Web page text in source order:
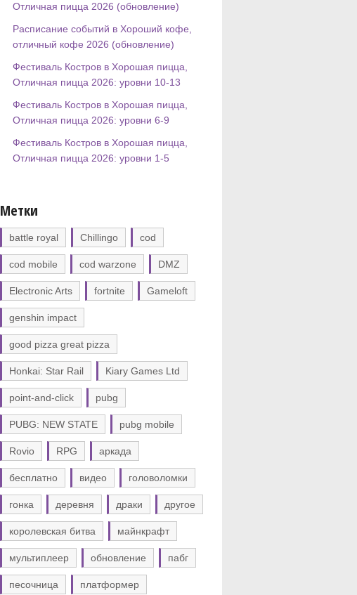
Отличная пицца 2026 (обновление)
Расписание событий в Хороший кофе,
отличный кофе 2026 (обновление)
Фестиваль Костров в Хорошая пицца,
Отличная пицца 2026: уровни 10-13
Фестиваль Костров в Хорошая пицца,
Отличная пицца 2026: уровни 6-9
Фестиваль Костров в Хорошая пицца,
Отличная пицца 2026: уровни 1-5
Метки
battle royal Chillingo cod
cod mobile cod warzone DMZ
Electronic Arts fortnite Gameloft
genshin impact
good pizza great pizza
Honkai: Star Rail Kiary Games Ltd
point-and-click pubg
PUBG: NEW STATE pubg mobile
Rovio RPG аркада
бесплатно видео головоломки
гонка деревня драки другое
королевская битва майнкрафт
мультиплеер обновление пабг
песочница платформер